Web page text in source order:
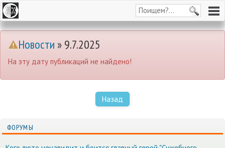
Новости» 9.7.2025
На эту дату публикаций не найдено!
Назад
ФОРУМЫ